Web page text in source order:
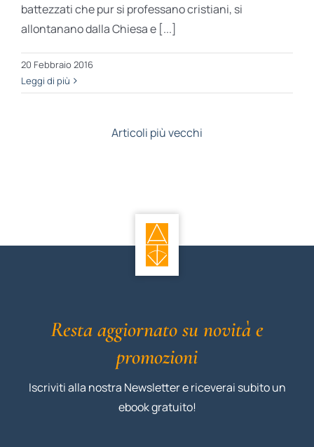
battezzati che pur si professano cristiani, si
allontanano dalla Chiesa e [...]
20 Febbraio 2016
Leggi di più
Articoli più vecchi
Resta aggiornato su novità e
promozioni
Iscriviti alla nostra Newsletter e riceverai subito un
ebook gratuito!